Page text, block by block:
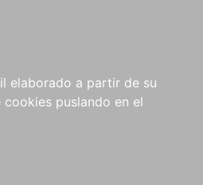
elaborado a partir de su
puslando en el
COMPRAS
INSTITUCIONALES